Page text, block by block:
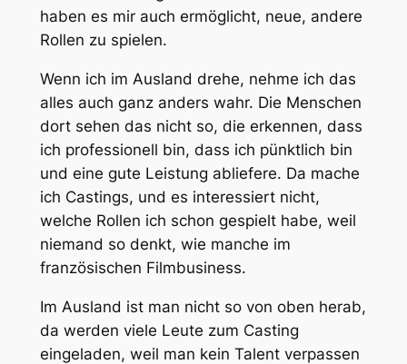
haben es mir auch ermöglicht, neue, andere
Rollen zu spielen.
Wenn ich im Ausland drehe, nehme ich das
alles auch ganz anders wahr. Die Menschen
dort sehen das nicht so, die erkennen, dass
ich professionell bin, dass ich pünktlich bin
und eine gute Leistung abliefere. Da mache
ich Castings, und es interessiert nicht,
welche Rollen ich schon gespielt habe, weil
niemand so denkt, wie manche im
französischen Filmbusiness.
Im Ausland ist man nicht so von oben herab,
da werden viele Leute zum Casting
eingeladen, weil man kein Talent verpassen